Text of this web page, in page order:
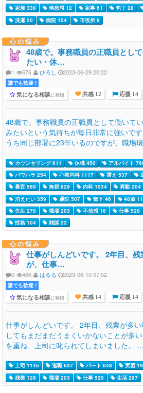
家族 338
倦怠感 12 家事 61 包丁 28
洗濯 20
病院 154 市役所 8
心の悩み
48歳で。事務職員の正職員とし
たい・休…
1 676 ひろし 2023-06-29 20:22
誰でも歓迎 !
気になる相談に登録 共感 12 応援 14
48歳で。事務職員の正職員として働いて
みたいという気持ちが毎日非常に強いで
うち同じ部署に23年いるのですが、職場
カウンセリング 611 休職 450 アルバイト
パワハラ 254
心療内科 1117 震え 537
暴言 589
無視 829 内科 1034 異動 204
消えたい 359
通院 507 部下 46 48歳 11
先生 278
職場 203 不信感 16 仕事 520
性格 104
雑談 22
心の悩み
仕事がしんどいです。 2年目、
が、仕事…
0 466 はるる 2023-06-10 07:52
誰でも歓迎 !
気になる相談に登録 共感 14 応援 14
仕事がしんどいです。 2年目、残業が多
してもまだまだうまくいかないことが多
を重ね、上司に叱られてしまいました。 ...
上司 1145 退職 637 パート 648 実習
残業 129
職場 203 仕事 520 生活 297